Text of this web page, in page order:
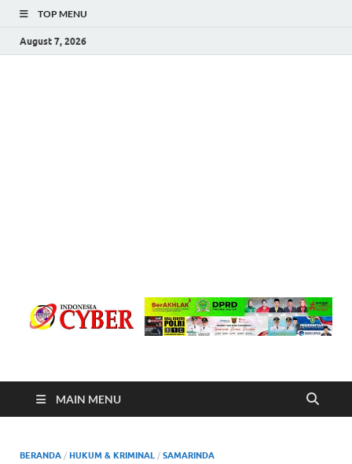
TOP MENU
August 7, 2026
Indonesia Cyber
MAIN MENU
BERANDA / HUKUM & KRIMINAL / SAMARINDA